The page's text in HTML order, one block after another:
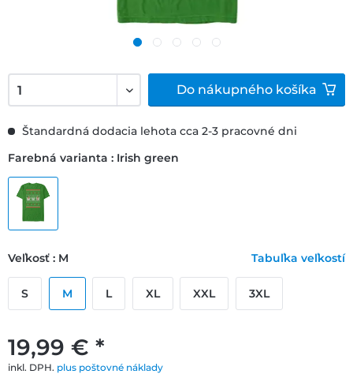
19,99 € *
inkl. DPH. plus poštovné náklady
Štandardná dodacia lehota cca 2-3 pracovné dni
Farebná varianta : Irish green
Veľkosť : M Tabuľka veľkostí
S M L XL XXL 3XL
Do nákupného košíka